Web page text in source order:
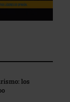
los